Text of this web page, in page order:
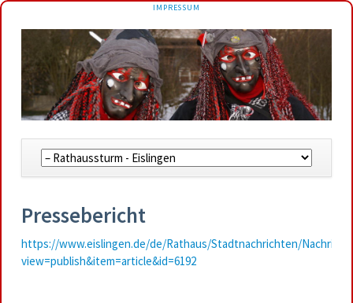
NAVIGATION
IMPRESSUM
Navigation
überspringen
Pressebericht
https://www.eislingen.de/de/Rathaus/Stadtnachrichten/
view=publish&item=article&id=6192